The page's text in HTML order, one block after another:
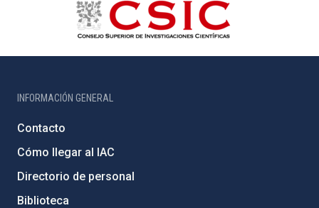
INFORMACIÓN GENERAL
Contacto
Cómo llegar al IAC
Directorio de personal
Biblioteca